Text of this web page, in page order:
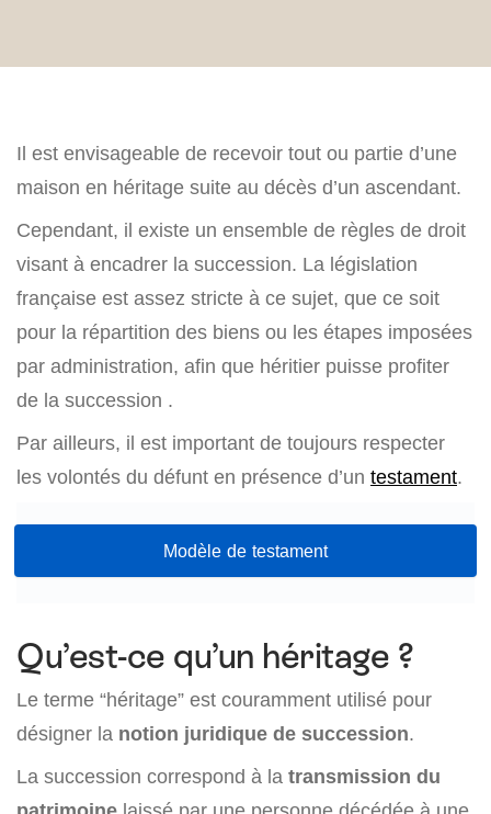
Il est envisageable de recevoir tout ou partie d’une
maison en héritage suite au décès d’un ascendant.
Cependant, il existe un ensemble de règles de droit
visant à encadrer la succession. La législation
française est assez stricte à ce sujet, que ce soit
pour la répartition des biens ou les étapes imposées
par administration, afin que héritier puisse profiter
de la succession .
Par ailleurs, il est important de toujours respecter
les volontés du défunt en présence d’un testament.
Modèle de testament
Qu’est-ce qu’un héritage ?
Le terme “héritage” est couramment utilisé pour
désigner la notion juridique de succession.
La succession correspond à la transmission du